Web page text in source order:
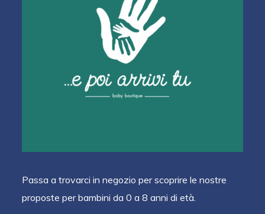
Passa a trovarci in negozio per scoprire le nostre
proposte per bambini da 0 a 8 anni di età.